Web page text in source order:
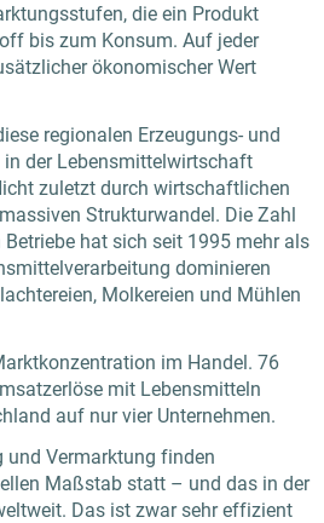
die ein Produkt
bis zum Konsum. Auf jeder
ökonomischer Wert
regionalen Erzeugungs- und
der Lebensmittelwirtschaft
zuletzt durch wirtschaftlichen
Strukturwandel. Die Zahl
hat sich seit 1995 mehr als
dominieren
Molkereien und Mühlen
im Handel. 76
mit Lebensmitteln
auf nur vier Unternehmen.
und Vermarktung finden
Maßstab statt – und das in der
Das ist zwar sehr effizient